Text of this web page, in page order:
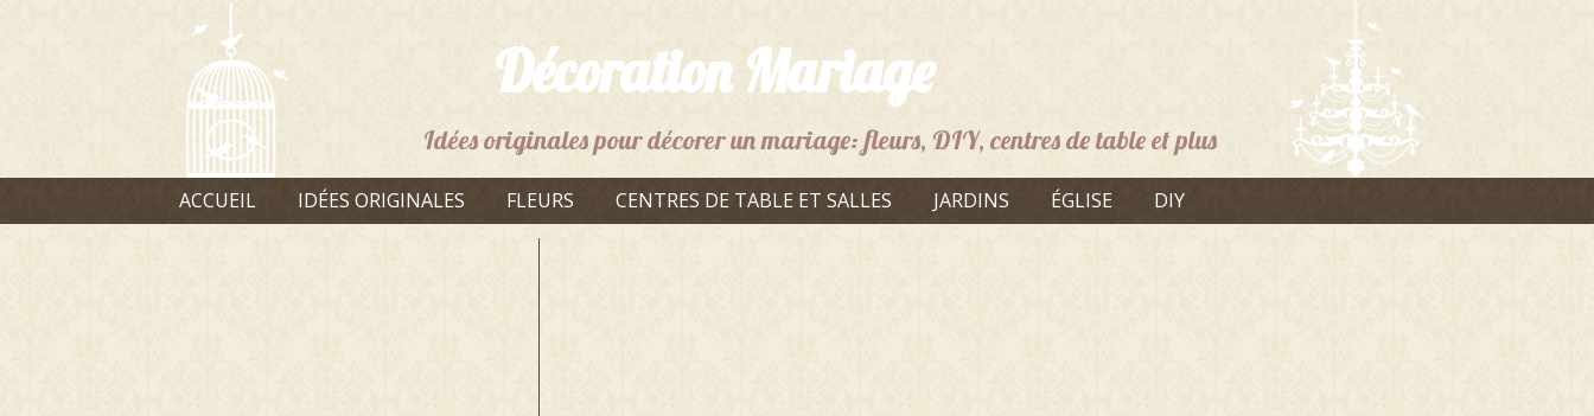
Décoration Mariage
Idées originales pour décorer un mariage: fleurs, DIY, centres de table et plus
ACCUEIL IDÉES ORIGINALES FLEURS CENTRES DE TABLE ET SALLES JARDINS ÉGLISE DIY